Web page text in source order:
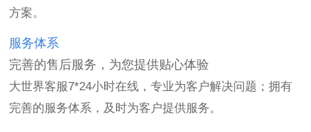
方案。
服务体系
完善的售后服务，为您提供贴心体验
大世界客服7*24小时在线，专业为客户解决问题；拥有
完善的服务体系，及时为客户提供服务。